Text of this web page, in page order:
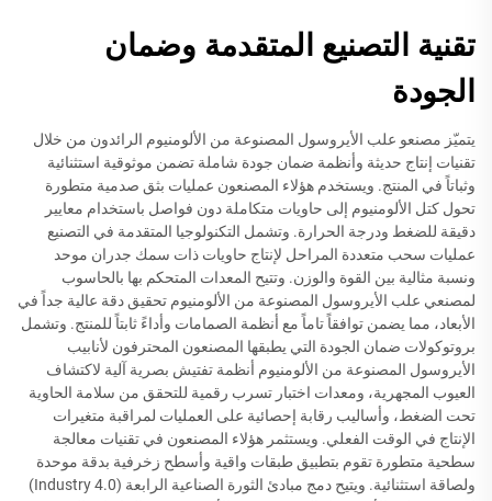
تقنية التصنيع المتقدمة وضمان
الجودة
يتميّز مصنعو علب الأيروسول المصنوعة من الألومنيوم الرائدون من خلال
تقنيات إنتاج حديثة وأنظمة ضمان جودة شاملة تضمن موثوقية استثنائية
وثباتاً في المنتج. ويستخدم هؤلاء المصنعون عمليات بثق صدمية متطورة
تحول كتل الألومنيوم إلى حاويات متكاملة دون فواصل باستخدام معايير
دقيقة للضغط ودرجة الحرارة. وتشمل التكنولوجيا المتقدمة في التصنيع
عمليات سحب متعددة المراحل لإنتاج حاويات ذات سمك جدران موحد
ونسبة مثالية بين القوة والوزن. وتتيح المعدات المتحكم بها بالحاسوب
لمصنعي علب الأيروسول المصنوعة من الألومنيوم تحقيق دقة عالية جداً في
الأبعاد، مما يضمن توافقاً تاماً مع أنظمة الصمامات وأداءً ثابتاً للمنتج. وتشمل
بروتوكولات ضمان الجودة التي يطبقها المصنعون المحترفون لأنابيب
الأيروسول المصنوعة من الألومنيوم أنظمة تفتيش بصرية آلية لاكتشاف
العيوب المجهرية، ومعدات اختبار تسرب رقمية للتحقق من سلامة الحاوية
تحت الضغط، وأساليب رقابة إحصائية على العمليات لمراقبة متغيرات
الإنتاج في الوقت الفعلي. ويستثمر هؤلاء المصنعون في تقنيات معالجة
سطحية متطورة تقوم بتطبيق طبقات واقية وأسطح زخرفية بدقة موحدة
ولصاقة استثنائية. ويتيح دمج مبادئ الثورة الصناعية الرابعة (Industry 4.0)